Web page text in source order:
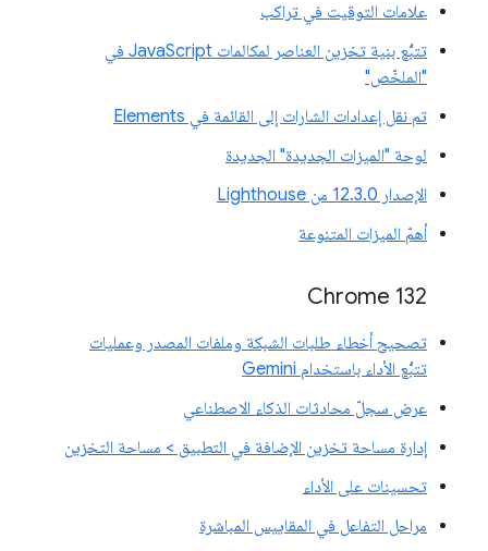
علامات التوقيت في تراكب
تتبُّع بنية تخزين العناصر لمكالمات JavaScript في
"الملخّص"
تم نقل إعدادات الشارات إلى القائمة في Elements
لوحة "الميزات الجديدة" الجديدة
الإصدار 12.3.0 من Lighthouse
أهمّ الميزات المتنوعة
Chrome 132
تصحيح أخطاء طلبات الشبكة وملفات المصدر وعمليات
تتبُّع الأداء باستخدام Gemini
عرض سجلّ محادثات الذكاء الاصطناعي
إدارة مساحة تخزين الإضافة في التطبيق > مساحة التخزين
تحسينات على الأداء
مراحل التفاعل في المقاييس المباشرة